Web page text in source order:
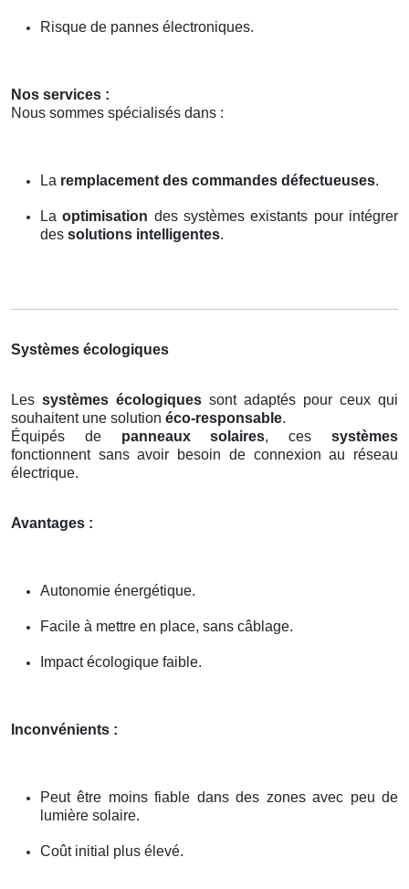
Risque de pannes électroniques.
Nos services :
Nous sommes spécialisés dans :
La remplacement des commandes défectueuses.
Laoptimisation des systèmes existants pour intégrer
des solutions intelligentes.
Systèmes écologiques
Les systèmes écologiques sont adaptés pour ceux qui
souhaitent une solution éco-responsable.
Équipés de panneaux solaires, cessystèmes
fonctionnent sans avoir besoin de connexion au réseau
électrique.
Avantages :
Autonomie énergétique.
Facile à mettre en place, sans câblage.
Impact écologique faible.
Inconvénients :
Peut être moins fiable dans des zones avec peu de
lumière solaire.
Coût initial plus élevé.